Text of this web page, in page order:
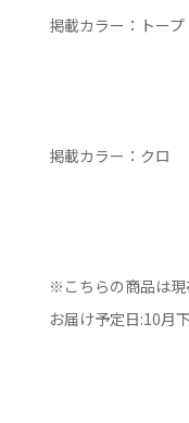
掲載カラー：トープ
掲載カラー：クロ
※こちらの商品は現
お届け予定日:10月